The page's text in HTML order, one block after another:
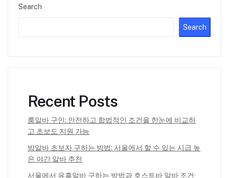
Search
Search
Recent Posts
룸알바 구인: 안전하고 합법적인 조건을 한눈에 비교하
고 초보도 지원 가능
밤알바 초보자 구하는 방법: 서울에서 할 수 있는 시급 높
은 야간 알바 추천
서울에서 유흥알바 구하는 방법과 호스트바 알바 조건·